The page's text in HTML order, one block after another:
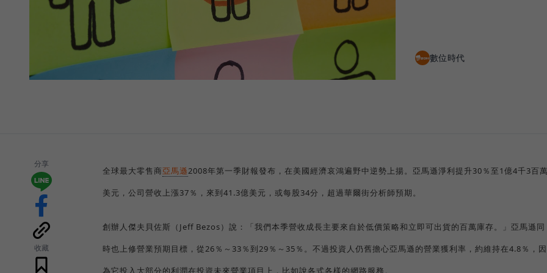
數位時代
分享
收藏
全球最大零售商亞馬遜2008年第一季財報發布，在美國經濟哀鴻遍野中逆勢上揚。亞馬遜淨利提升30％至1億4千3百
美元，公司營收上漲37％，來到41.3億美元，或每股34分，超過華爾街分析師預期。
創辦人傑夫貝佐斯（Jeff Bezos）說：「我們本季營收成長主要來自於低價策略和立即可出貨的百萬庫存。」亞馬遜同
時也上修營業預期目標，從26％～33％到29％～35％。不過投資人仍舊擔心亞馬遜的營業獲利率，約維持在4.8％，因
為它投入大部分的利潤在投資未來營業項目上，比如說各式各樣的網路服務。